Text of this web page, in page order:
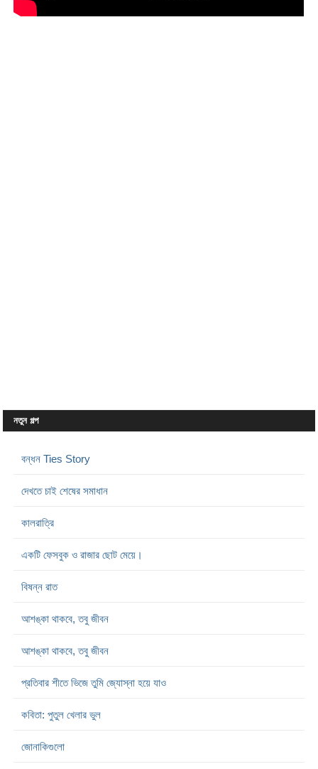
নতুন গল্প
বন্ধন Ties Story
দেখতে চাই শেষের সমাধান
কালরাত্রি
একটি ফেসবুক ও রাজার ছোট মেয়ে।
বিষন্ন রাত
আশঙ্কা থাকবে, তবু জীবন
আশঙ্কা থাকবে, তবু জীবন
প্রতিবার শীতে ভিজে তুমি জ্যোস্না হয়ে যাও
কবিতা: পুতুল খেলার ভুল
জোনাকিগুলো